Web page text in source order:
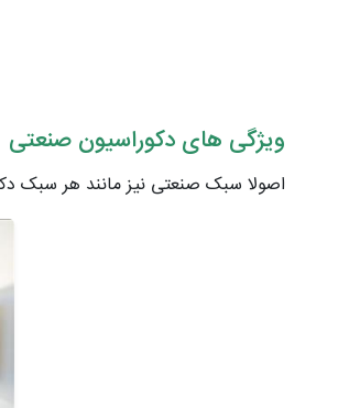
ویژگی های دکوراسیون صنعتی
اصولا سبک صنعتی نیز مانند هر سبک